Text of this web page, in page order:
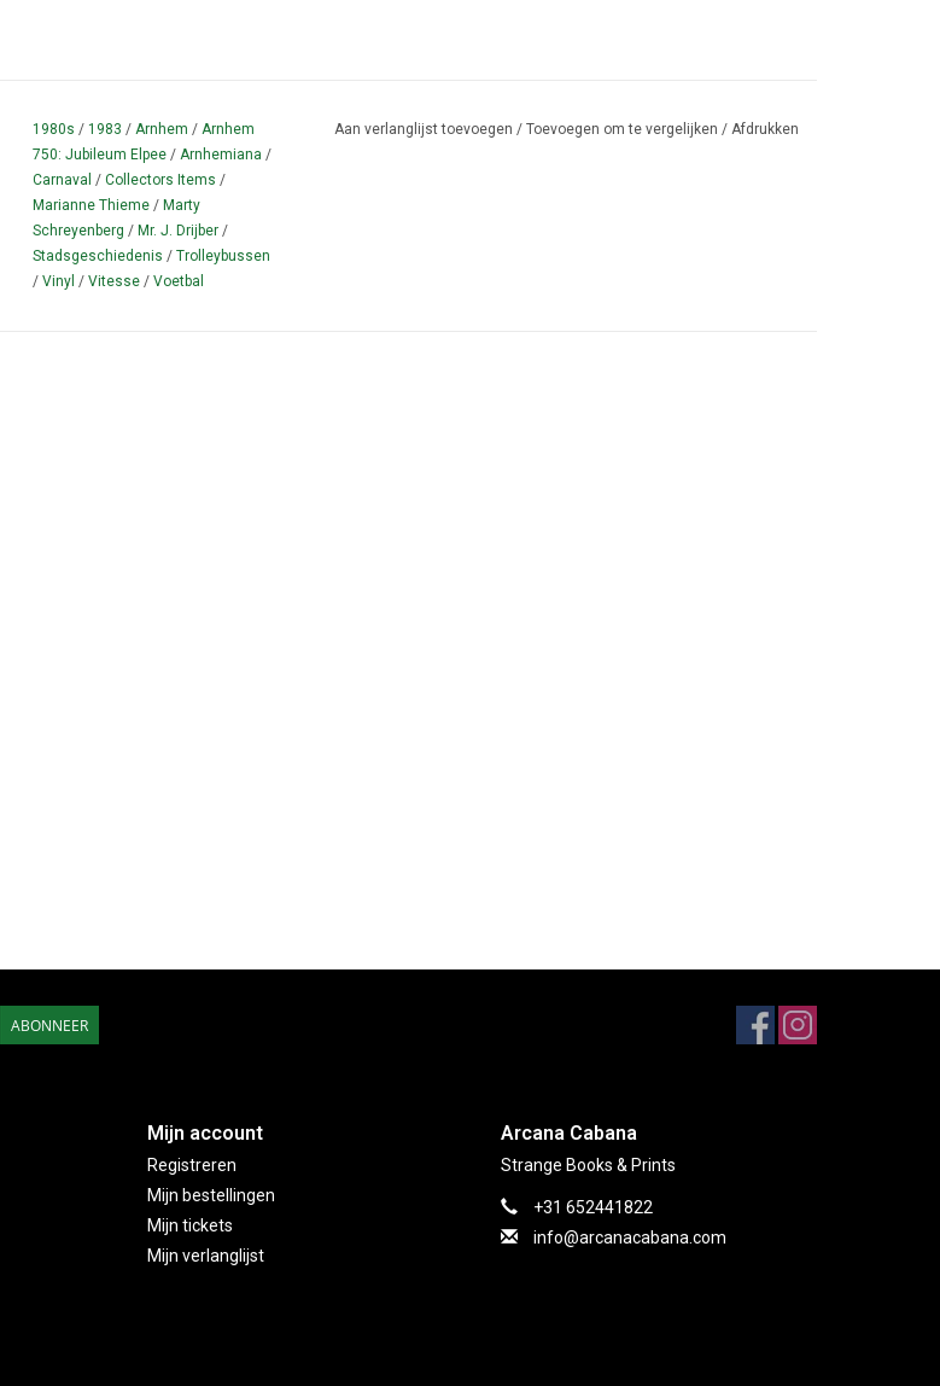
1980s / 1983 / Arnhem / Arnhem
750: Jubileum Elpee / Arnhemiana /
Carnaval / Collectors Items /
Marianne Thieme / Marty
Schreyenberg / Mr. J. Drijber /
Stadsgeschiedenis / Trolleybussen
/ Vinyl / Vitesse / Voetbal
Aan verlanglijst toevoegen / Toevoegen om te vergelijken / Afdrukken
ABONNEER
Mijn account
Registreren
Mijn bestellingen
Mijn tickets
Mijn verlanglijst
Arcana Cabana
Strange Books & Prints
+31 652441822
info@arcanacabana.com